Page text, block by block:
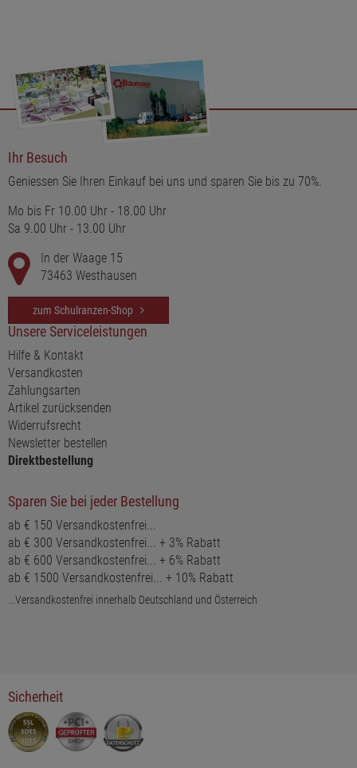
Ihr Besuch
Geniessen Sie Ihren Einkauf bei uns und sparen Sie bis zu 70%.
Mo bis Fr 10.00 Uhr - 18.00 Uhr
Sa 9.00 Uhr - 13.00 Uhr
In der Waage 15
73463 Westhausen
zum Schulranzen-Shop
Unsere Serviceleistungen
Hilfe & Kontakt
Versandkosten
Zahlungsarten
Artikel zurücksenden
Widerrufsrecht
Newsletter bestellen
Direktbestellung
Sparen Sie bei jeder Bestellung
ab € 150 Versandkostenfrei...
ab € 300 Versandkostenfrei... + 3% Rabatt
ab € 600 Versandkostenfrei... + 6% Rabatt
ab € 1500 Versandkostenfrei... + 10% Rabatt
...Versandkostenfrei innerhalb Deutschland und Österreich
Sicherheit